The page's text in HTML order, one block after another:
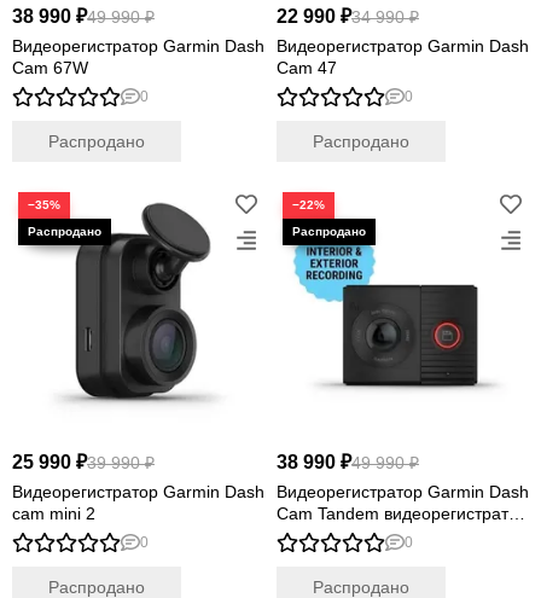
38 990 ₽49 990 ₽
Видеорегистратор Garmin Dash
Cam 67W
0
Распродано
22 990 ₽34 990 ₽
Видеорегистратор Garmin Dash
Cam 47
0
Распродано
−35%
25 990 ₽39 990 ₽
Видеорегистратор Garmin Dash
cam mini 2
0
Распродано
−22%
38 990 ₽49 990 ₽
Видеорегистратор Garmin Dash
Cam Tandem видеорегистратор
с двумя камерами для такси и
не только
0
Распродано